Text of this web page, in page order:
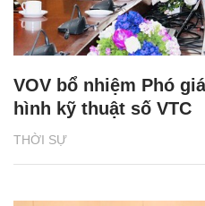
THỜI SỰ
VOV bổ nhiệm Phó
hình kỹ thuật số VTC